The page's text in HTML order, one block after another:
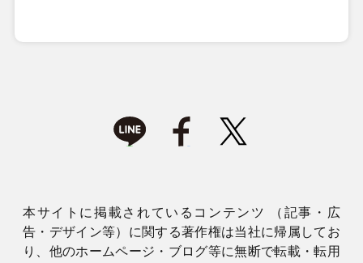
本サイトに掲載されているコンテンツ （記事・広
告・デザイン等）に関する著作権は当社に帰属してお
り、他のホームページ・ブログ等に無断で転載・転用